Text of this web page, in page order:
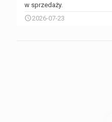
w sprzedaży.
2026-07-23